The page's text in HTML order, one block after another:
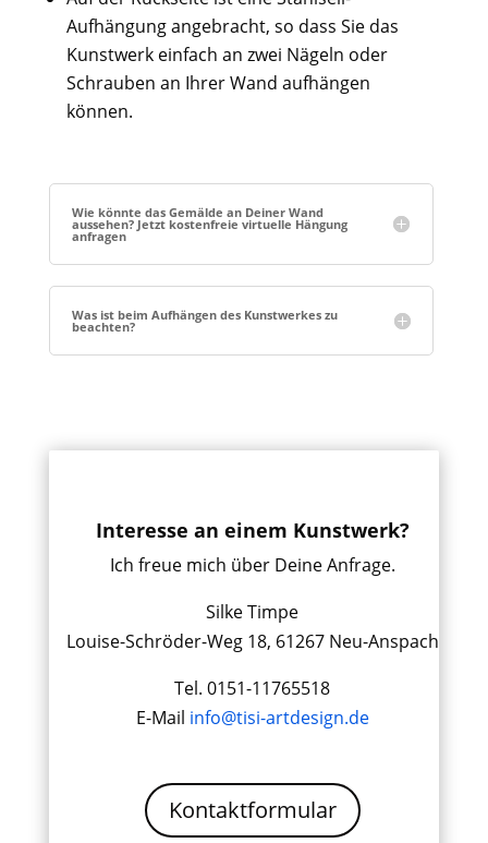
Aufhängung angebracht, so dass Sie das
Kunstwerk einfach an zwei Nägeln oder
Schrauben an Ihrer Wand aufhängen
können.
Wie könnte das Gemälde an Deiner Wand
aussehen? Jetzt kostenfreie virtuelle Hängung
anfragen
Was ist beim Aufhängen des Kunstwerkes zu
beachten?
Interesse an einem Kunstwerk?
Ich freue mich über Deine Anfrage.
Silke Timpe
Louise-Schröder-Weg 18, 61267 Neu-Anspach
Tel. 0151-11765518
E-Mail info@tisi-artdesign.de
Kontaktformular